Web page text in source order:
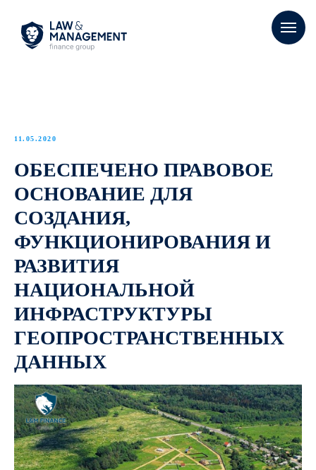
11.05.2020
ОБЕСПЕЧЕНО ПРАВОВОЕ
ОСНОВАНИЕ ДЛЯ
СОЗДАНИЯ,
ФУНКЦИОНИРОВАНИЯ И
РАЗВИТИЯ
НАЦИОНАЛЬНОЙ
ИНФРАСТРУКТУРЫ
ГЕОПРОСТРАНСТВЕННЫХ
ДАННЫХ